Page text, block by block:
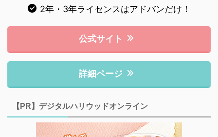
2年・3年ライセンスはアドバンだけ！
公式サイト
詳細ページ
【PR】デジタルハリウッドオンライン